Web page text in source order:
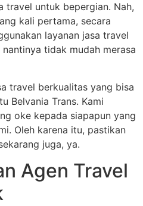
travel untuk bepergian. Nah,
kali pertama, secara
layanan jasa travel
tidak mudah merasa
travel berkualitas yang bisa
Belvania Trans. Kami
oke kepada siapapun yang
Oleh karena itu, pastikan
juga, ya.
Agen Travel